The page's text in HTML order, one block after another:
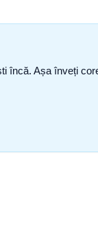
încă. Așa înveți